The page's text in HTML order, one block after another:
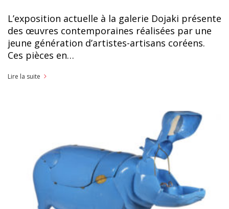
L’exposition actuelle à la galerie Dojaki présente
des œuvres contemporaines réalisées par une
jeune génération d’artistes-artisans coréens.
Ces pièces en…
Lire la suite